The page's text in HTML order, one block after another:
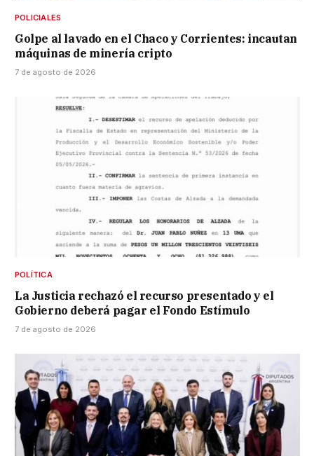
POLICIALES
Golpe al lavado en el Chaco y Corrientes: incautan
máquinas de minería cripto
7 de agosto de 2026
POLÍTICA
La Justicia rechazó el recurso presentado y el
Gobierno deberá pagar el Fondo Estímulo
7 de agosto de 2026